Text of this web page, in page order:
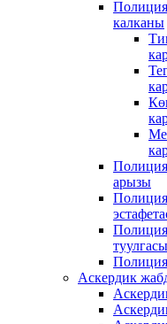
калканы
арызы
туулгасы
Аскердик